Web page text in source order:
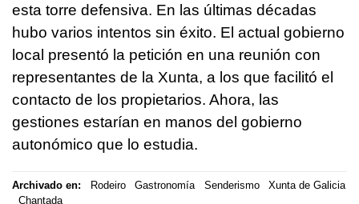
esta torre defensiva. En las últimas décadas
hubo varios intentos sin éxito. El actual gobierno
local presentó la petición en una reunión con
representantes de la Xunta, a los que facilitó el
contacto de los propietarios. Ahora, las
gestiones estarían en manos del gobierno
autonómico que lo estudia.
Archivado en: Rodeiro Gastronomía Senderismo
Xunta de Galicia
Chantada